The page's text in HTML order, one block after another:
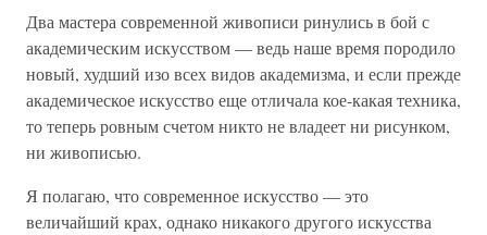
Два мастера современной живописи ринулись в бой с
академическим искусством — ведь наше время породило
новый, худший изо всех видов академизма, и если прежде
академическое искусство еще отличала кое-какая техника,
то теперь ровным счетом никто не владеет ни рисунком,
ни живописью.
Я полагаю, что современное искусство — это
величайший крах, однако никакого другого искусства